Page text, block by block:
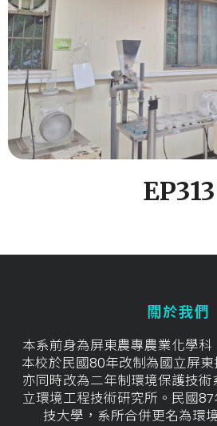
EP313
關於我們
本系前身為屏東農專農業化學科
本校於民國80年改制為國立屏
亦同時改為二年制環境保護技
立環境工程技術研究所。民國
技大學，系所合併更名為環